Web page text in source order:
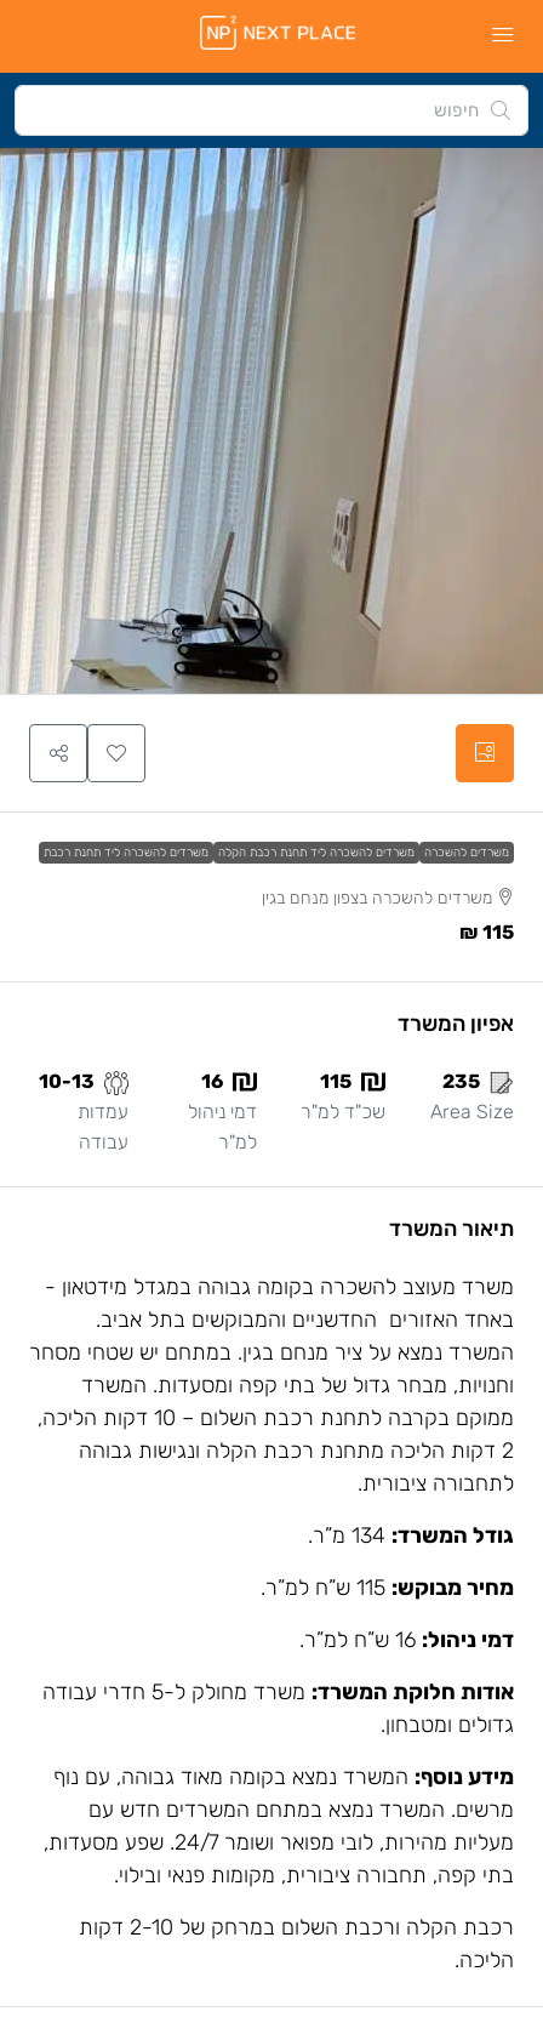
משרדים להשכרה משרדים להשכרה ליד תחנת רכבת הקלה משרדים להשכרה ליד תחנת רכבת
משרדים להשכרה בצפון מנחם בגין
115 ₪
אפיון המשרד
235
Area Size
115
שכ"ד למ"ר
16
דמי ניהול
למ"ר
10-13
עמדות
עבודה
תיאור המשרד
משרד מעוצב להשכרה בקומה גבוהה במגדל מידטאון -
באחד האזורים החדשניים והמבוקשים בתל אביב.
המשרד נמצא על ציר מנחם בגין. במתחם יש שטחי מסחר
וחנויות, מבחר גדול של בתי קפה ומסעדות. המשרד
ממוקם בקרבה לתחנת רכבת השלום – 10 דקות הליכה,
2 דקות הליכה מתחנת רכבת הקלה ונגישות גבוהה
לתחבורה ציבורית.
גודל המשרד:
מחיר מבוקש:
דמי ניהול:
אודות חלוקת המשרד:
משרד מחולק ל-5 חדרי עבודה
גדולים ומטבחון.
מידע נוסף: המשרד נמצא בקומה מאוד גבוהה, עם נוף
מרשים. המשרד נמצא במתחם המשרדים חדש עם
מעליות מהירות, לובי מפואר ושומר 24/7. שפע מסעדות,
בתי קפה, תחבורה ציבורית, מקומות פנאי ובילוי.
רכבת הקלה ורכבת השלום במרחק של 2-10 דקות
הליכה.